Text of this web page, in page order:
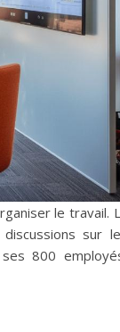
le travail.
sur
800